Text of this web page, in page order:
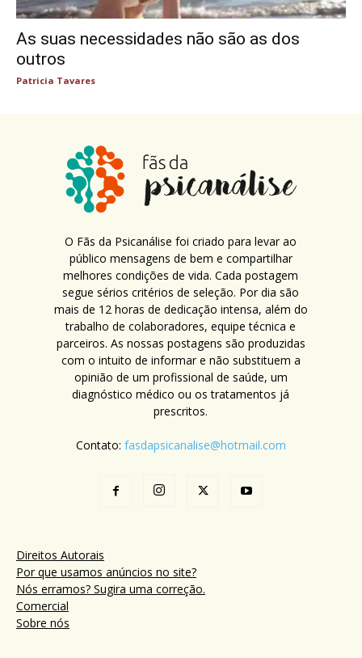
As suas necessidades não são as dos
outros
Patricia Tavares
O Fãs da Psicanálise foi criado para levar ao
público mensagens de bem e compartilhar
melhores condições de vida. Cada postagem
segue sérios critérios de seleção. Por dia são
mais de 12 horas de dedicação intensa, além do
trabalho de colaboradores, equipe técnica e
parceiros. As nossas postagens são produzidas
com o intuito de informar e não substituem a
opinião de um profissional de saúde, um
diagnóstico médico ou os tratamentos já
prescritos.
Contato: fasdapsicanalise@hotmail.com
Direitos Autorais
Por que usamos anúncios no site?
Nós erramos? Sugira uma correção.
Comercial
Sobre nós